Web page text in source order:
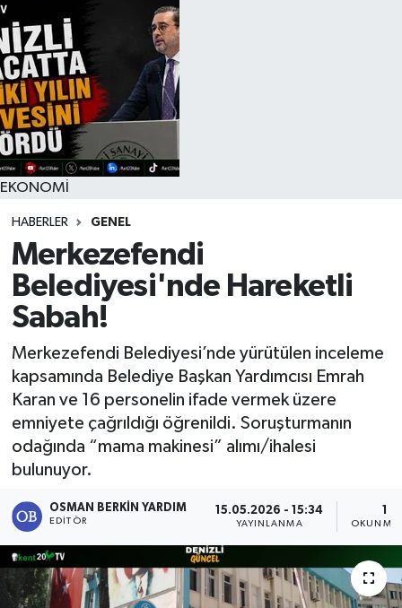
EKONOMİ
HABERLER GENEL
Merkezefendi
Belediyesi'nde Hareketli
Sabah!
Merkezefendi Belediyesi’nde yürütülen inceleme
kapsamında Belediye Başkan Yardımcısı Emrah
Karan ve 16 personelin ifade vermek üzere
emniyete çağrıldığı öğrenildi. Soruşturmanın
odağında “mama makinesi” alımı/ihalesi
bulunuyor.
OSMAN BERKIN YARDIM
EDITÖR
15.05.2026 - 15:34
YAYINLANMA
1
OKUNMA